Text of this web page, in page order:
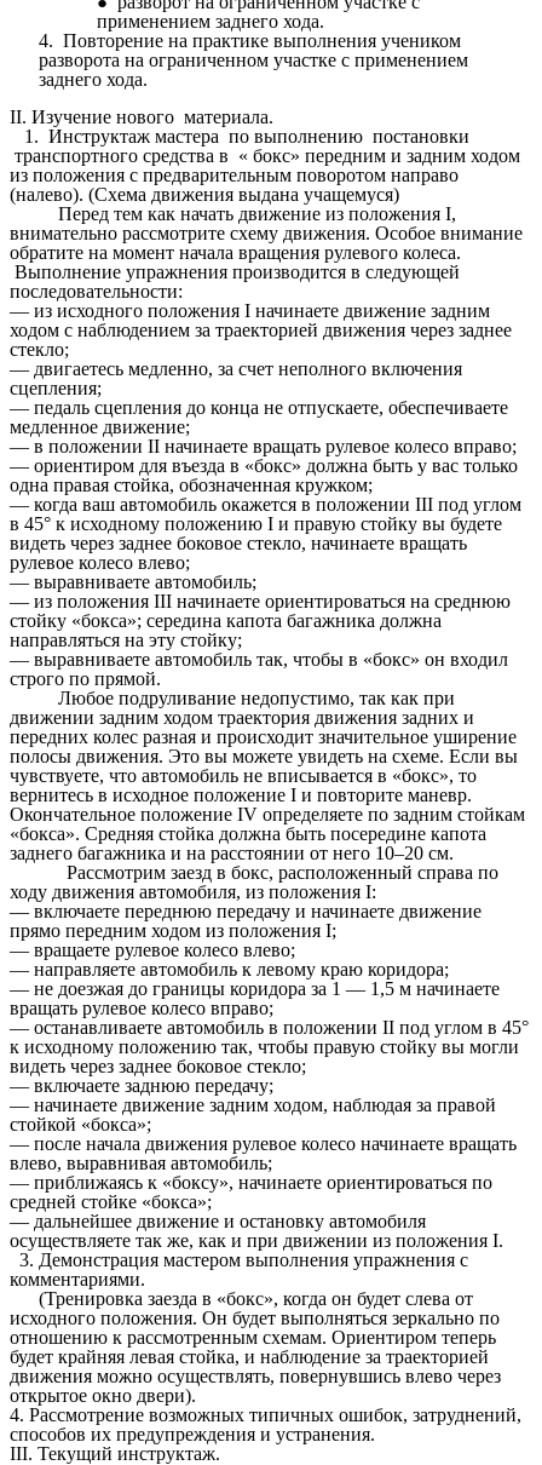
применением заднего хода.
4. Повторение на практике выполнения учеником
разворота на ограниченном участке с применением
заднего хода.
II. Изучение нового материала.
1. Инструктаж мастера по выполнению постановки
транспортного средства в « бокс» передним и задним ходом
из положения с предварительным поворотом направо
(налево). (Схема движения выдана учащемуся)
Перед тем как начать движение из положения I,
внимательно рассмотрите схему движения. Особое внимание
обратите на момент начала вращения рулевого колеса.
Выполнение упражнения производится в следующей
последовательности:
— из исходного положения I начинаете движение задним
ходом с наблюдением за траекторией движения через заднее
стекло;
— двигаетесь медленно, за счет неполного включения
сцепления;
— педаль сцепления до конца не отпускаете, обеспечиваете
медленное движение;
— в положении II начинаете вращать рулевое колесо вправо;
— ориентиром для въезда в «бокс» должна быть у вас только
одна правая стойка, обозначенная кружком;
— когда ваш автомобиль окажется в положении III под углом
в 45° к исходному положению I и правую стойку вы будете
видеть через заднее боковое стекло, начинаете вращать
рулевое колесо влево;
— выравниваете автомобиль;
— из положения III начинаете ориентироваться на среднюю
стойку «бокса»; середина капота багажника должна
направляться на эту стойку;
— выравниваете автомобиль так, чтобы в «бокс» он входил
строго по прямой.
Любое подруливание недопустимо, так как при
движении задним ходом траектория движения задних и
передних колес разная и происходит значительное уширение
полосы движения. Это вы можете увидеть на схеме. Если вы
чувствуете, что автомобиль не вписывается в «бокс», то
вернитесь в исходное положение I и повторите маневр.
Окончательное положение IV определяете по задним стойкам
«бокса». Средняя стойка должна быть посередине капота
заднего багажника и на расстоянии от него 10–20 см.
Рассмотрим заезд в бокс, расположенный справа по
ходу движения автомобиля, из положения I:
— включаете переднюю передачу и начинаете движение
прямо передним ходом из положения I;
— вращаете рулевое колесо влево;
— направляете автомобиль к левому краю коридора;
— не доезжая до границы коридора за 1 — 1,5 м начинаете
вращать рулевое колесо вправо;
— останавливаете автомобиль в положении II под углом в 45°
к исходному положению так, чтобы правую стойку вы могли
видеть через заднее боковое стекло;
— включаете заднюю передачу;
— начинаете движение задним ходом, наблюдая за правой
стойкой «бокса»;
— после начала движения рулевое колесо начинаете вращать
влево, выравнивая автомобиль;
— приближаясь к «боксу», начинаете ориентироваться по
средней стойке «бокса»;
— дальнейшее движение и остановку автомобиля
осуществляете так же, как и при движении из положения I.
3. Демонстрация мастером выполнения упражнения с
комментариями.
(Тренировка заезда в «бокс», когда он будет слева от
исходного положения. Он будет выполняться зеркально по
отношению к рассмотренным схемам. Ориентиром теперь
будет крайняя левая стойка, и наблюдение за траекторией
движения можно осуществлять, повернувшись влево через
открытое окно двери).
4. Рассмотрение возможных типичных ошибок, затруднений,
способов их предупреждения и устранения.
III. Текущий инструктаж.